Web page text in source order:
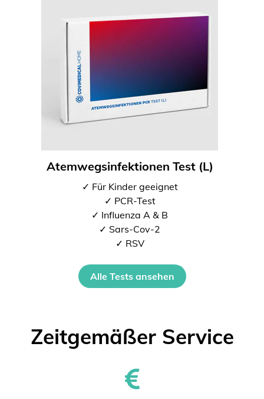
Atemwegsinfektionen Test (L)
✓ Für Kinder geeignet
✓ PCR-Test
✓ Influenza A & B
✓ Sars-Cov-2
✓ RSV
Alle Tests ansehen
Zeitgemäßer Service